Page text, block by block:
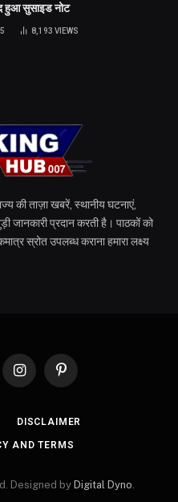
हुआ सुसाइड नोट
8,193 VIEWS
की ताज़ा खबरें, स्थानीय घटनाएं,
जानकारी प्रदान करती है। पाठकों को
स्रोत उपलब्ध कराना हमारा लक्ष्य
InstagramPinterest
DISCLAIMER
AND TERMS
Designed by Digital Dyno.